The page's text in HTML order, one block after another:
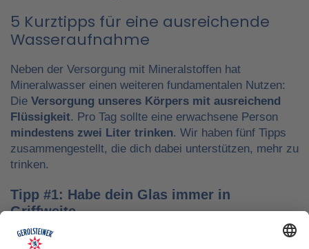
5 Kurztipps für eine ausreichende
Wasseraufnahme
Neben der Versorgung mit Mineralstoffen hat
Mineralwasser einen weiteren fundamentalen Nutzen:
Die Versorgung unseres Körpers mit ausreichend
Flüssigkeit. Pro Tag sollte eine erwachsene Person
mindestens zwei Liter trinken. Wir haben fünf Tipps
zusammengestellt, die dich dabei unterstützen, mehr zu
trinken.
Tipp #1: Habe dein Glas immer in
Griffweite
Ob bei der Arbeit oder während der Freizeit: Wasser